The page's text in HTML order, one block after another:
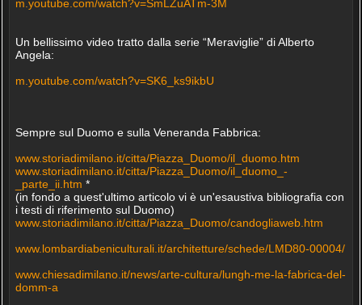
m.youtube.com/watch?v=SmLZuATm-3M
Un bellissimo video tratto dalla serie “Meraviglie” di Alberto
Angela:
m.youtube.com/watch?v=SK6_ks9ikbU
Sempre sul Duomo e sulla Veneranda Fabbrica:
www.storiadimilano.it/citta/Piazza_Duomo/il_duomo.htm
www.storiadimilano.it/citta/Piazza_Duomo/il_duomo_-
_parte_ii.htm *
(in fondo a quest'ultimo articolo vi è un'esaustiva bibliografia con
i testi di riferimento sul Duomo)
www.storiadimilano.it/citta/Piazza_Duomo/candogliaweb.htm
www.lombardiabeniculturali.it/architetture/schede/LMD80-00004/
www.chiesadimilano.it/news/arte-cultura/lungh-me-la-fabrica-del-
domm-a